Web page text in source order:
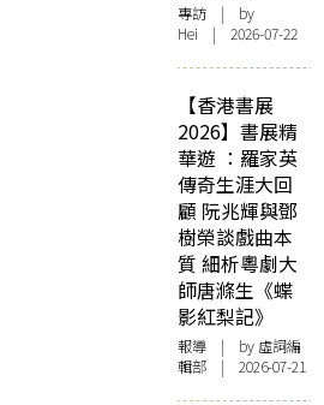
專訪 | by
Hei | 2026-07-22
【香港書展
2026】書展精
華遊 ：羅家英
傳奇生涯大回
顧 阮兆輝與鄧
樹榮談戲曲本
質 細析粵劇大
師唐滌生《蝶
影紅梨記》
報導 | by 虛詞編
輯部 | 2026-07-21